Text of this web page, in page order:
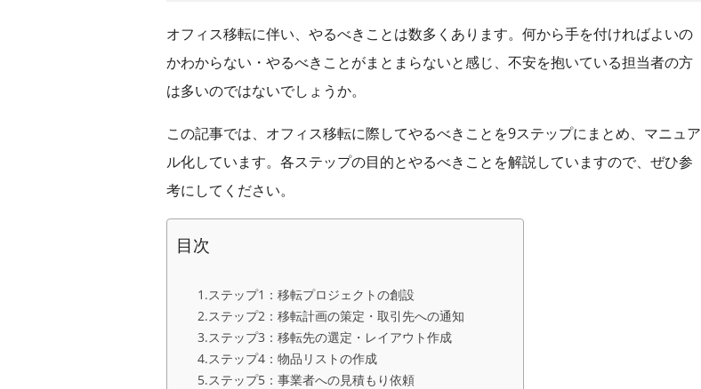
オフィス移転に伴い、やるべきことは数多くあります。何から手を付ければよいの
かわからない・やるべきことがまとまらないと感じ、不安を抱いている担当者の方
は多いのではないでしょうか。
この記事では、オフィス移転に際してやるべきことを9ステップにまとめ、マニュア
ル化しています。各ステップの目的とやるべきことを解説していますので、ぜひ参
考にしてください。
目次
ステップ1：移転プロジェクトの創設
ステップ2：移転計画の策定・取引先への通知
ステップ3：移転先の選定・レイアウト作成
ステップ4：物品リストの作成
ステップ5：事業者への見積もり依頼